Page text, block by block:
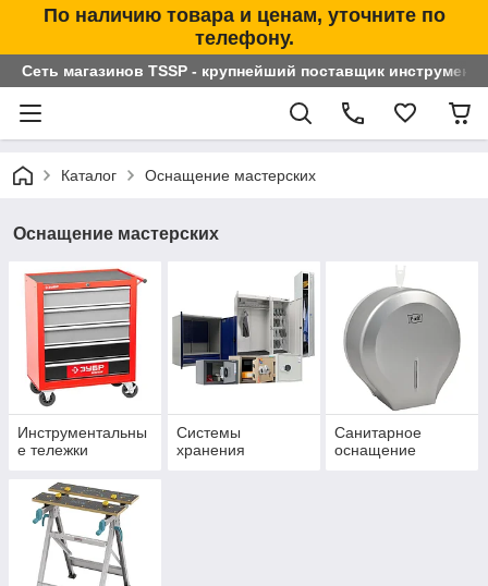
По наличию товара и ценам, уточните по
телефону.
Сеть магазинов TSSP - крупнейший поставщик
Каталог Оснащение мастерских
Оснащение мастерских
Инструментальны
е тележки
Системы
хранения
Санитарное
оснащение